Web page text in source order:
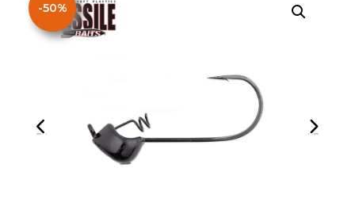
-50%